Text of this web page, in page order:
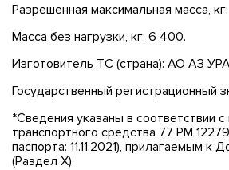
Разрешенная максимальная масса, кг:
Масса без нагрузки, кг: 6 400.
Изготовитель ТС (страна): АО АЗ
Государственный регистрационный
*Сведения указаны в соответствии
транспортного средства 77 РМ
паспорта: 11.11.2021), прилагаемым к
(Раздел X).